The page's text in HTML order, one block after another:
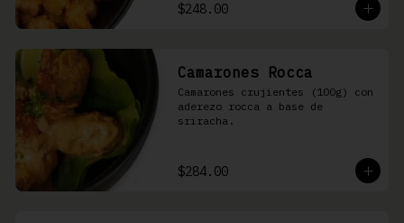
$248.00
Camarones Rocca
Camarones crujientes (100g) con
aderezo rocca a base de
sriracha.
$284.00